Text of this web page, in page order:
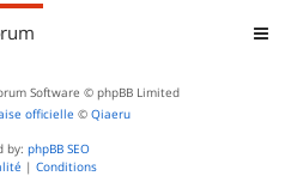
Software © phpBB Limited
officielle © Qiaeru
by: phpBB SEO
| Conditions